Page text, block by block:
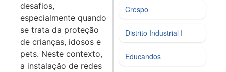
desafios,
especialmente quando
se trata da proteção
de crianças, idosos e
pets. Neste contexto,
a instalação de redes
Crespo
Distrito Industrial I
Educandos